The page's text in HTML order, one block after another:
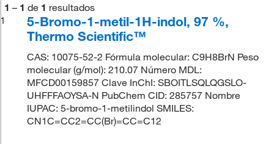
1 – 1 de 1 resultados
1
5-Bromo-1-metil-1H-indol, 97 %,
Thermo Scientific™
CAS: 10075-52-2 Fórmula molecular: C9H8BrN Peso
molecular (g/mol): 210.07 Número MDL:
MFCD00159857 Clave InChI: SBOITLSQLQGSLO-
UHFFFAOYSA-N PubChem CID: 285757 Nombre
IUPAC: 5-bromo-1-metilindol SMILES:
CN1C=CC2=CC(Br)=CC=C12